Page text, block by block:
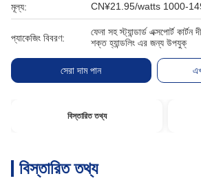
মূল্য: CN¥21.95/watts 1000-
প্যাকেজিং বিবরণ:
ফেনা সহ স্ট্যান্ডার্ড এক্সপোর্ট কার্টন
শক্ত হ্যান্ডলিং এর জন্য উপযুক্
সেরা দাম পান
বিস্তারিত তথ্য
বিস্তারিত তথ্য